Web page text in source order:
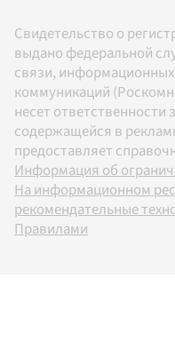
Свидетельство о
выдано федеральной
связи,
коммуникаций
несет
содержащейся в
предоставляет
Информация об
На информационном
рекомендательные
Правилами